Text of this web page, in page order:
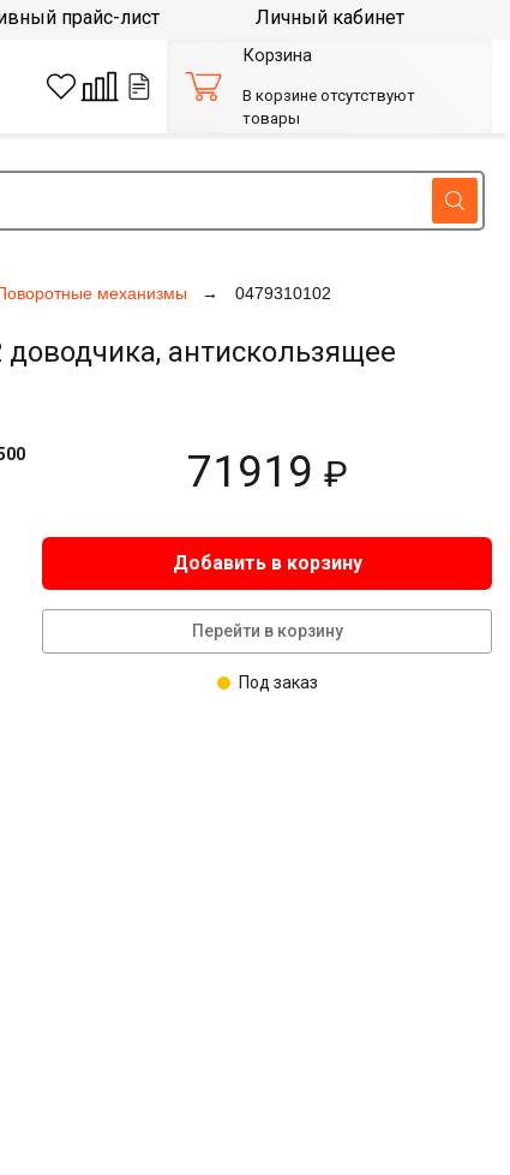
механизмы 0479310102
антискользящее
71919 ₽
Добавить в корзину
Перейти в корзину
Под заказ
прайс-лист Личный кабинет
Корзина
В корзине отсутствуют
товары